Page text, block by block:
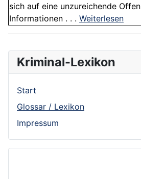
sich auf eine unzureichende
Informationen . . . Weiterlesen
Kriminal-Lexikon
Start
Glossar / Lexikon
Impressum